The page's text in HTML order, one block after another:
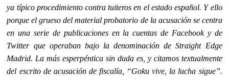
ya típico procedimiento contra tuiteros en el estado español. Y ello
porque el grueso del material probatorio de la acusación se centra
en una serie de publicaciones en la cuentas de Facebook y de
Twitter que operaban bajo la denominación de Straight Edge
Madrid. La más esperpéntica sin duda es, y citamos textualmente
del escrito de acusación de fiscalía, “Goku vive, la lucha sigue”.